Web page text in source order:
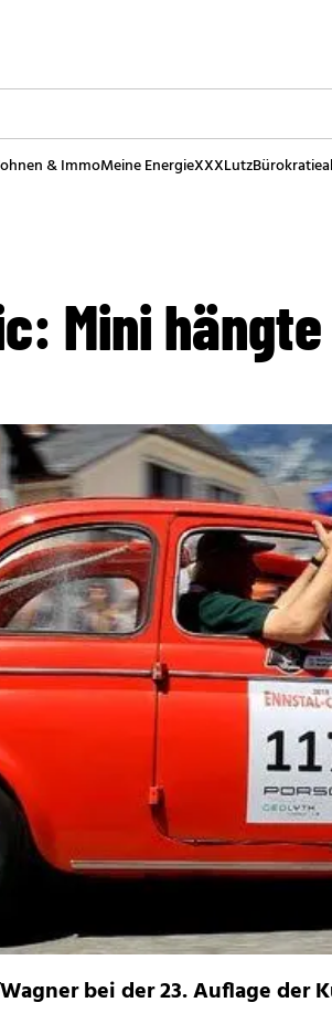
& ImmoMeine EnergieXXXLutz
Mini
bei der 23. Auflage der